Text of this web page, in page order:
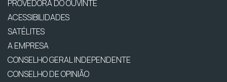
PROVEDORA DO OUVINTE
ACESSIBILIDADES
SATÉLITES
A EMPRESA
CONSELHO GERAL INDEPENDENTE
CONSELHO DE OPINIÃO